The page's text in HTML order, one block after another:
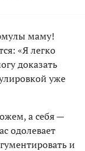
маму!
«Я легко
доказать
уже
а себя —
одолевает
и